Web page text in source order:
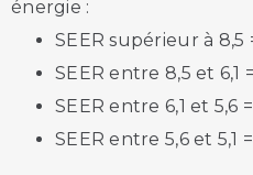
énergie :
SEER supérieur à 8,5
SEER entre 8,5 et 6,1
SEER entre 6,1 et 5,6
SEER entre 5,6 et 5,1